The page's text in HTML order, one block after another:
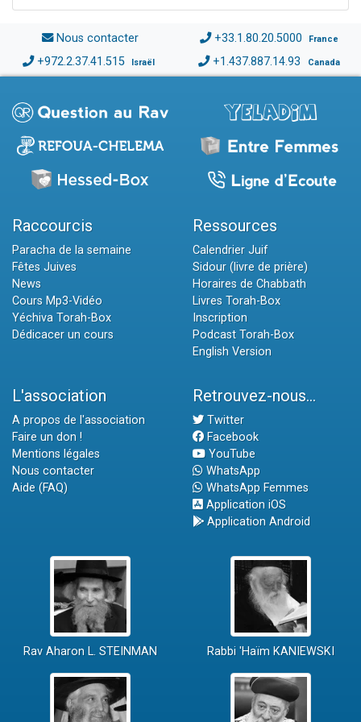
Nous contacter +33.1.80.20.5000 France
+972.2.37.41.515 Israël +1.437.887.14.93 Canada
Raccourcis
Paracha de la semaine
Fêtes Juives
News
Cours Mp3-Vidéo
Yéchiva Torah-Box
Dédicacer un cours
Ressources
Calendrier Juif
Sidour (livre de prière)
Horaires de Chabbath
Livres Torah-Box
Inscription
Podcast Torah-Box
English Version
L'association
A propos de l'association
Faire un don !
Mentions légales
Nous contacter
Aide (FAQ)
Retrouvez-nous...
Twitter
Facebook
YouTube
WhatsApp
WhatsApp Femmes
Application iOS
Application Android
Rav Aharon L. STEINMAN Rabbi 'Haïm KANIEWSKI